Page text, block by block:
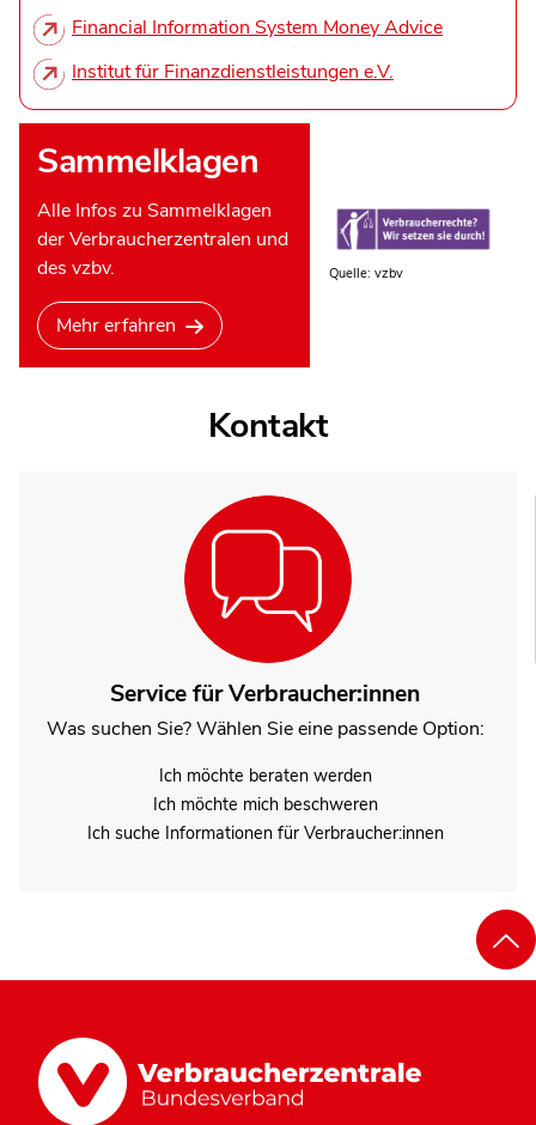
Financial Information System Money Advice
Institut für Finanzdienstleistungen e.V.
Sammelklagen
Alle Infos zu Sammelklagen
der Verbraucherzentralen und
des vzbv.
Mehr erfahren
Quelle: vzbv
Kontakt
Service für Verbraucher:innen
Was suchen Sie? Wählen Sie eine passende Option:
Ich möchte beraten werden
Ich möchte mich beschweren
Ich suche Informationen für Verbraucher:innen